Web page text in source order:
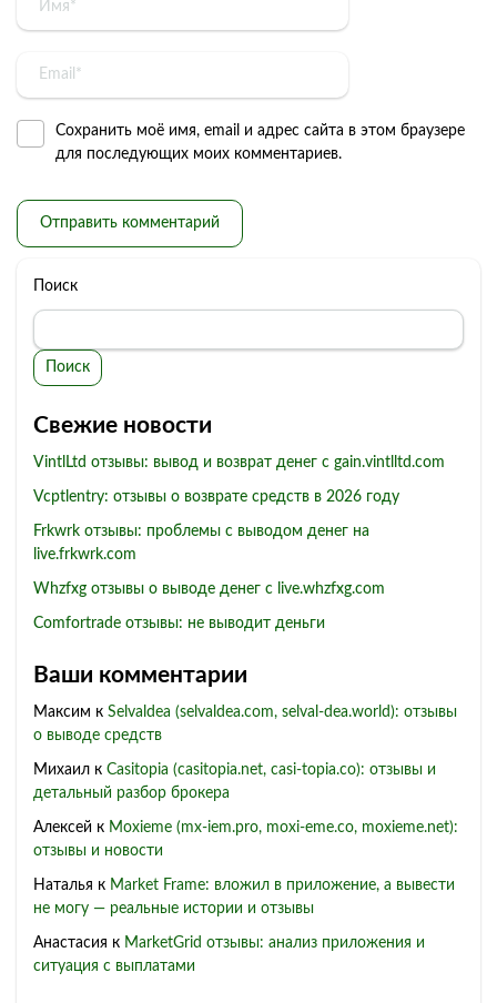
Сохранить моё имя, email и адрес сайта в этом браузере
для последующих моих комментариев.
Поиск
Поиск
Свежие новости
VintlLtd отзывы: вывод и возврат денег с gain.vintlltd.com
Vcptlentry: отзывы о возврате средств в 2026 году
Frkwrk отзывы: проблемы с выводом денег на
live.frkwrk.com
Whzfxg отзывы о выводе денег с live.whzfxg.com
Comfortrade отзывы: не выводит деньги
Ваши комментарии
Максим к Selvaldea (selvaldea.com, selval-dea.world): отзывы
о выводе средств
Михаил к Casitopia (casitopia.net, casi-topia.co): отзывы и
детальный разбор брокера
Алексей к Moxieme (mx-iem.pro, moxi-eme.co, moxieme.net):
отзывы и новости
Наталья к Market Frame: вложил в приложение, а вывести
не могу — реальные истории и отзывы
Анастасия к MarketGrid отзывы: анализ приложения и
ситуация с выплатами